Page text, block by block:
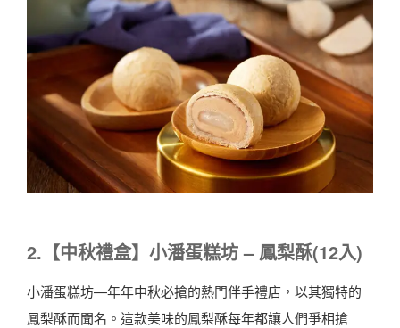
2.【中秋禮盒】小潘蛋糕坊 – 鳳梨酥(12入)
小潘蛋糕坊—年年中秋必搶的熱門伴手禮店，以其獨特的
鳳梨酥而聞名。這款美味的鳳梨酥每年都讓人們爭相搶